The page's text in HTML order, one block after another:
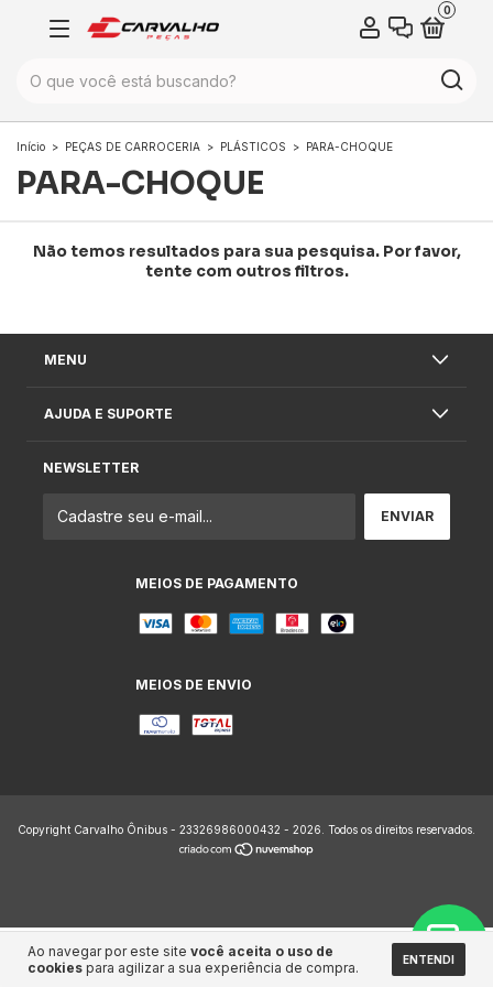
0
Ao navegar por este site você aceita o uso de
cookies para agilizar a sua experiência de compra. ENTENDI
Início > PEÇAS DE CARROCERIA > PLÁSTICOS > PARA-CHOQUE
PARA-CHOQUE
Não temos resultados para sua pesquisa. Por favor,
tente com outros filtros.
MENU
AJUDA E SUPORTE
NEWSLETTER
MEIOS DE PAGAMENTO
MEIOS DE ENVIO
Copyright Carvalho Ônibus - 23326986000432 - 2026. Todos os direitos reservados.